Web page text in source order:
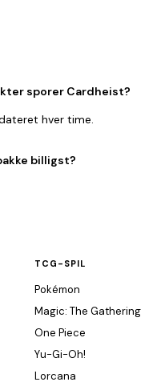
sporer Cardheist?
hver time.
billigst?
TCG-SPIL
Pokémon
Magic: The Gathering
One Piece
Yu-Gi-Oh!
Lorcana